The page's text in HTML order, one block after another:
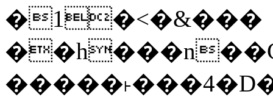
�1�<�&���